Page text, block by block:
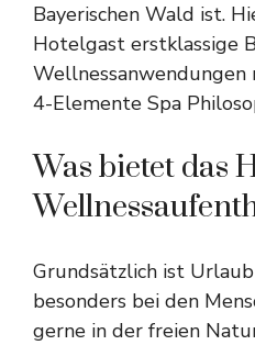
Bayerischen Wald ist.
Hotelgast erstklassige
Wellnessanwendungen
4-Elemente Spa
Was bietet das
Grundsätzlich ist
besonders bei den
gerne in der freien